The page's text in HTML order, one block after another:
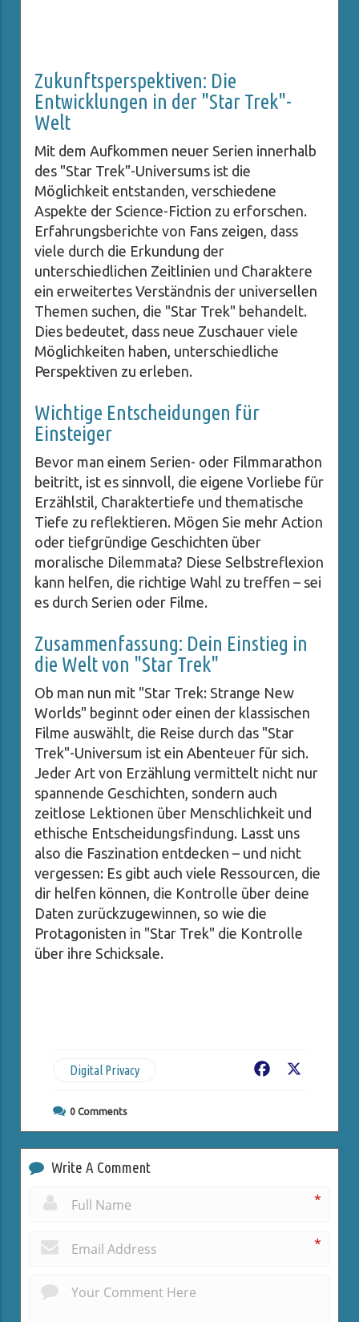
Zukunftsperspektiven: Die
Entwicklungen in der "Star Trek"-
Welt
Mit dem Aufkommen neuer Serien innerhalb
des "Star Trek"-Universums ist die
Möglichkeit entstanden, verschiedene
Aspekte der Science-Fiction zu erforschen.
Erfahrungsberichte von Fans zeigen, dass
viele durch die Erkundung der
unterschiedlichen Zeitlinien und Charaktere
ein erweitertes Verständnis der universellen
Themen suchen, die "Star Trek" behandelt.
Dies bedeutet, dass neue Zuschauer viele
Möglichkeiten haben, unterschiedliche
Perspektiven zu erleben.
Wichtige Entscheidungen für
Einsteiger
Bevor man einem Serien- oder Filmmarathon
beitritt, ist es sinnvoll, die eigene Vorliebe für
Erzählstil, Charaktertiefe und thematische
Tiefe zu reflektieren. Mögen Sie mehr Action
oder tiefgründige Geschichten über
moralische Dilemmata? Diese Selbstreflexion
kann helfen, die richtige Wahl zu treffen – sei
es durch Serien oder Filme.
Zusammenfassung: Dein Einstieg in
die Welt von "Star Trek"
Ob man nun mit "Star Trek: Strange New
Worlds" beginnt oder einen der klassischen
Filme auswählt, die Reise durch das "Star
Trek"-Universum ist ein Abenteuer für sich.
Jeder Art von Erzählung vermittelt nicht nur
spannende Geschichten, sondern auch
zeitlose Lektionen über Menschlichkeit und
ethische Entscheidungsfindung. Lasst uns
also die Faszination entdecken – und nicht
vergessen: Es gibt auch viele Ressourcen, die
dir helfen können, die Kontrolle über deine
Daten zurückzugewinnen, so wie die
Protagonisten in "Star Trek" die Kontrolle
über ihre Schicksale.
Digital Privacy Facebook
0 Comments
Write A Comment
*
*